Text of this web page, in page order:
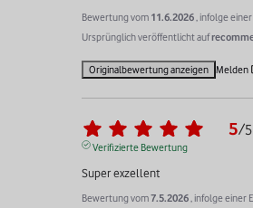
Bewertung vom 11.6.2026 , infolge
Ursprünglich veröffentlicht auf
Originalbewertung anzeigen Melden
5/5
Verifizierte Bewertung
Super exzellent
Bewertung vom7.5.2026 , infolge einer